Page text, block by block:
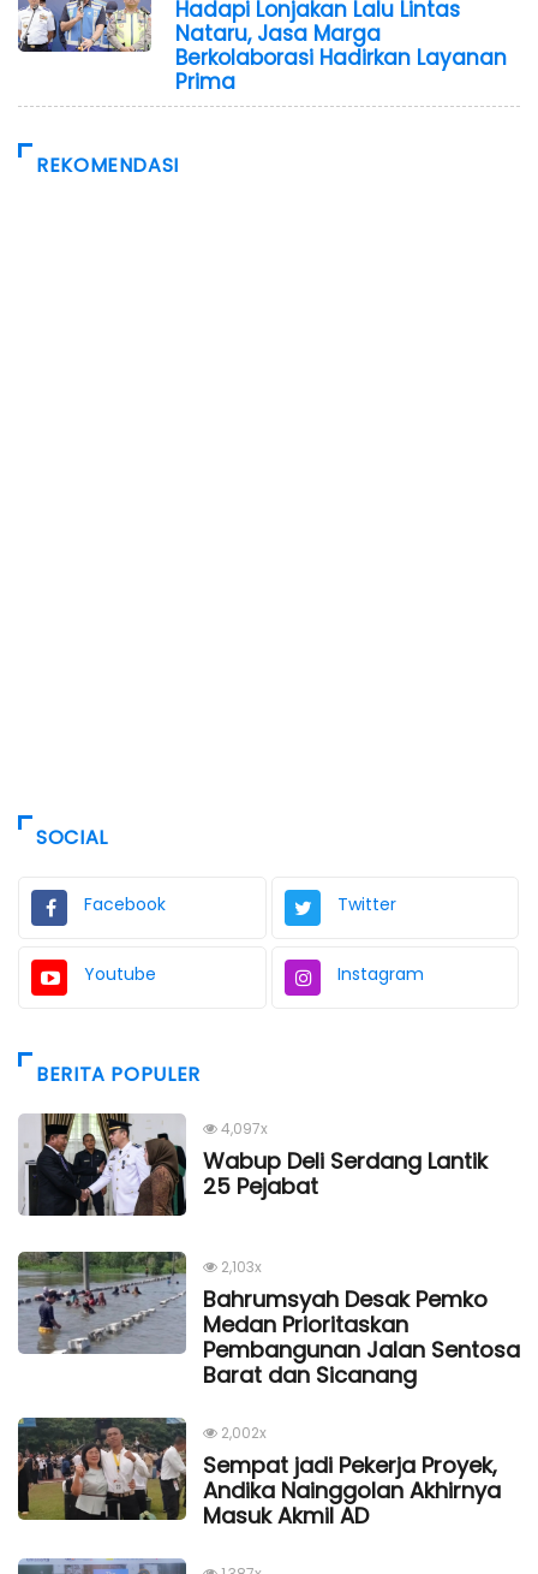
Hadapi Lonjakan Lalu Lintas
Nataru, Jasa Marga
Berkolaborasi Hadirkan Layanan
Prima
REKOMENDASI
SOCIAL
Facebook Twitter
Youtube Instagram
BERITA POPULER
4,097x
Wabup Deli Serdang Lantik
25 Pejabat
2,103x
Bahrumsyah Desak Pemko
Medan Prioritaskan
Pembangunan Jalan Sentosa
Barat dan Sicanang
2,002x
Sempat jadi Pekerja Proyek,
Andika Nainggolan Akhirnya
Masuk Akmil AD